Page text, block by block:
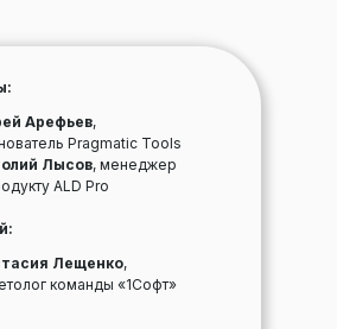
Арефьев,
Pragmatic Tools
Лысов, менеджер
ALD Pro
Лещенко,
команды «1Софт»